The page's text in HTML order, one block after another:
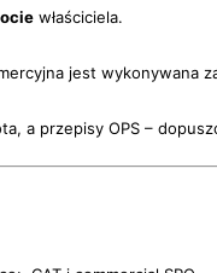
właściciela.
jest wykonywana
a przepisy OPS –